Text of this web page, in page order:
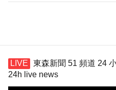
東森新聞 51 頻道 24
24h live news